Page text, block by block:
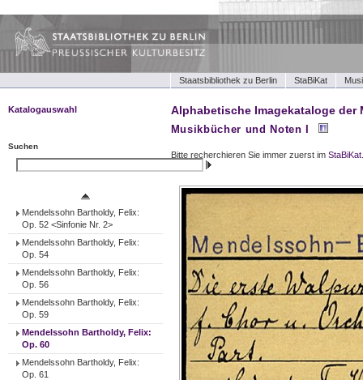
Staatsbibliothek zu Berlin StaBiKat
Katalogauswahl
Tonträger (Werke)
Tonträger (Interpreten)
Suchen
Mendelssohn Bartholdy, Felix:
Op. 52 <Sinfonie Nr. 2>
Mendelssohn Bartholdy, Felix:
Op. 54
Mendelssohn Bartholdy, Felix:
Op. 56
Mendelssohn Bartholdy, Felix:
Op. 59
Mendelssohn Bartholdy, Felix:
Op. 60
Mendelssohn Bartholdy, Felix:
Op. 61
Alphabetische Imagekataloge der
Musikbücher und Noten I
Bitte recherchieren Sie immer zuerst im StaBiKat.